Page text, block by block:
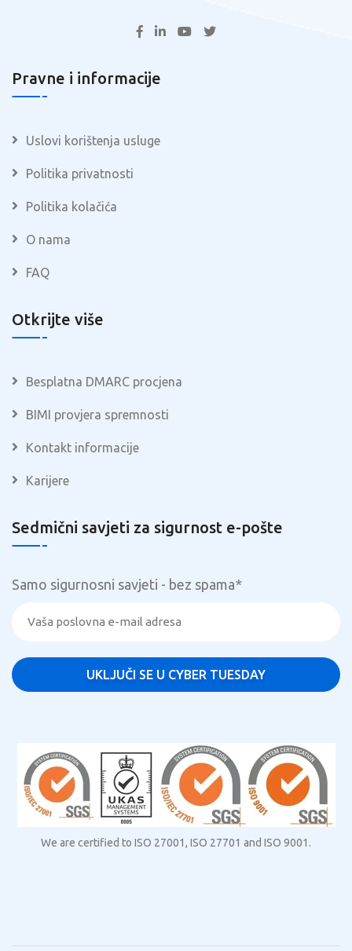
Pravne i informacije
Uslovi korištenja usluge
Politika privatnosti
Politika kolačića
O nama
FAQ
Otkrijte više
Besplatna DMARC procjena
BIMI provjera spremnosti
Kontakt informacije
Karijere
Sedmični savjeti za sigurnost e-pošte
Samo sigurnosni savjeti - bez spama*
We are certified to ISO 27001, ISO 27701 and ISO 9001.